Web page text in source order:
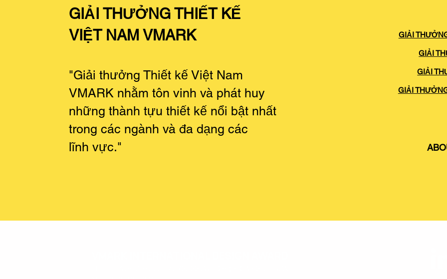
GIẢI THƯỞNG THIẾT KẾ
VIỆT NAM VMARK
"Giải thưởng Thiết kế Việt Nam
VMARK nhằm tôn vinh và phát huy
những thành tựu thiết kế nổi bật nhất
trong các ngành và đa dạng các
lĩnh vực."
GIẢI
GIẢI
GIẢI
GIẢI